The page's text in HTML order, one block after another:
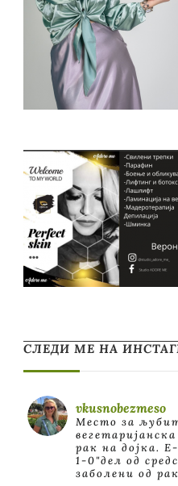
СЛЕДИ МЕ НА
vkusnobezmeso
Место за
рак на дојка.
1-0"дел од
заболени од рак